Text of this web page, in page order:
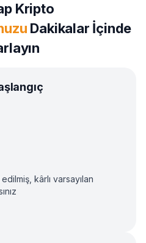
Kripto
Dakikalar İçinde
kârlı varsayılan